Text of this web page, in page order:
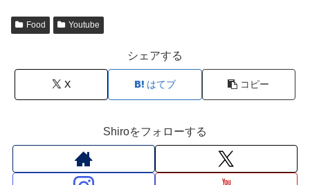
Food Youtube
シェアする
X はてブ コピー
Shiroをフォローする